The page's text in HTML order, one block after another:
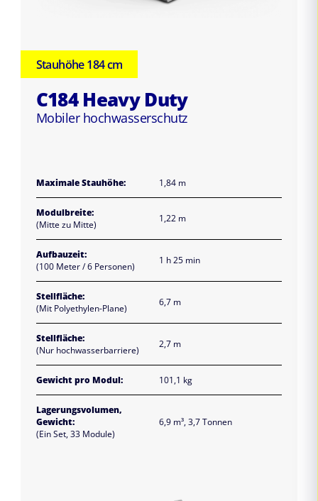
Stauhöhe 184 cm
C184 Heavy Duty
Mobiler hochwasserschutz
Maximale Stauhöhe: 1,84 m
Modulbreite:
(Mitte zu Mitte)
1,22 m
Aufbauzeit:
(100 Meter / 6 Personen)
1 h 25 min
Stellfläche:
(Mit Polyethylen-Plane)
6,7 m
Stellfläche:
(Nur hochwasserbarriere)
2,7 m
Gewicht pro Modul: 101,1 kg
Lagerungsvolumen,
Gewicht:
(Ein Set, 33 Module)
6,9 m³, 3,7 Tonnen